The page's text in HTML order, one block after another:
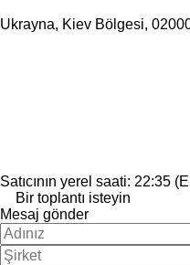
Ukrayna, Kiev Bölgesi,
Satıcının yerel saati: 22:35
Bir toplantı isteyin
Mesaj gönder